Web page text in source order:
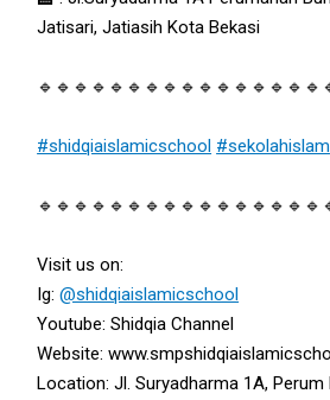
Jatisari, Jatiasih Kota Bekasi
#shidqiaislamicschool #sekolahislam
Visit us on:
Ig:@shidqiaislamicschool
Youtube: Shidqia Channel
Website:
Location: Jl. Suryadharma 1A, Perum